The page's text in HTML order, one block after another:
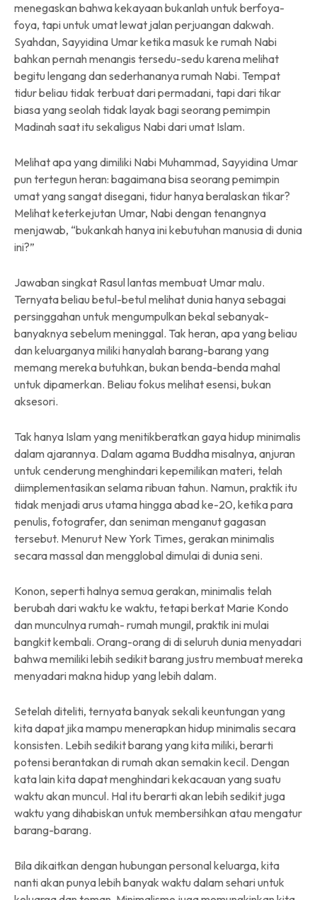
menegaskan bahwa kekayaan bukanlah untuk berfoya-
foya, tapi untuk umat lewat jalan perjuangan dakwah.
Syahdan, Sayyidina Umar ketika masuk ke rumah Nabi
bahkan pernah menangis tersedu-sedu karena melihat
begitu lengang dan sederhananya rumah Nabi. Tempat
tidur beliau tidak terbuat dari permadani, tapi dari tikar
biasa yang seolah tidak layak bagi seorang pemimpin
Madinah saat itu sekaligus Nabi dari umat Islam.
Melihat apa yang dimiliki Nabi Muhammad, Sayyidina Umar
pun tertegun heran: bagaimana bisa seorang pemimpin
umat yang sangat disegani, tidur hanya beralaskan tikar?
Melihat keterkejutan Umar, Nabi dengan tenangnya
menjawab, “bukankah hanya ini kebutuhan manusia di dunia
ini?”
Jawaban singkat Rasul lantas membuat Umar malu.
Ternyata beliau betul-betul melihat dunia hanya sebagai
persinggahan untuk mengumpulkan bekal sebanyak-
banyaknya sebelum meninggal. Tak heran, apa yang beliau
dan keluarganya miliki hanyalah barang-barang yang
memang mereka butuhkan, bukan benda-benda mahal
untuk dipamerkan. Beliau fokus melihat esensi, bukan
aksesori.
Tak hanya Islam yang menitikberatkan gaya hidup minimalis
dalam ajarannya. Dalam agama Buddha misalnya, anjuran
untuk cenderung menghindari kepemilikan materi, telah
diimplementasikan selama ribuan tahun. Namun, praktik itu
tidak menjadi arus utama hingga abad ke-20, ketika para
penulis, fotografer, dan seniman menganut gagasan
tersebut. Menurut New York Times, gerakan minimalis
secara massal dan mengglobal dimulai di dunia seni.
Konon, seperti halnya semua gerakan, minimalis telah
berubah dari waktu ke waktu, tetapi berkat Marie Kondo
dan munculnya rumah- rumah mungil, praktik ini mulai
bangkit kembali. Orang-orang di di seluruh dunia menyadari
bahwa memiliki lebih sedikit barang justru membuat mereka
menyadari makna hidup yang lebih dalam.
Setelah diteliti, ternyata banyak sekali keuntungan yang
kita dapat jika mampu menerapkan hidup minimalis secara
konsisten. Lebih sedikit barang yang kita miliki, berarti
potensi berantakan di rumah akan semakin kecil. Dengan
kata lain kita dapat menghindari kekacauan yang suatu
waktu akan muncul. Hal itu berarti akan lebih sedikit juga
waktu yang dihabiskan untuk membersihkan atau mengatur
barang-barang.
Bila dikaitkan dengan hubungan personal keluarga, kita
nanti akan punya lebih banyak waktu dalam sehari untuk